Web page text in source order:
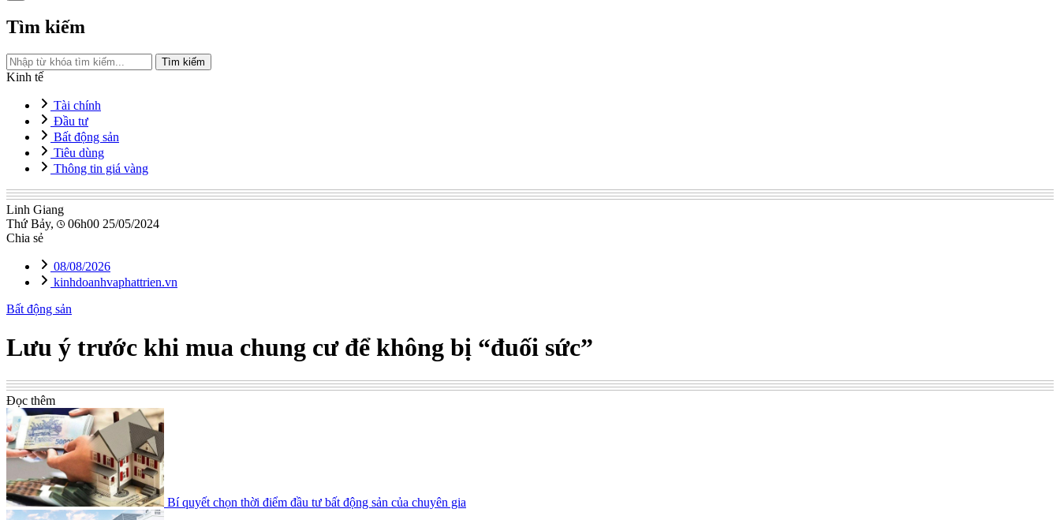
Tìm kiếm
Tìm kiếm
Kinh tế
Tài chính
Đầu tư
Bất động sản
Tiêu dùng
Thông tin giá vàng
Linh Giang
Thứ Bảy,
06h00 25/05/2024
Chia sẻ
08/08/2026
kinhdoanhvaphattrien.vn
Bất động sản
Lưu ý trước khi mua chung cư để không bị “đuối sức”
Đọc thêm
Bí quyết chọn thời điểm đầu tư bất động sản của chuyên gia